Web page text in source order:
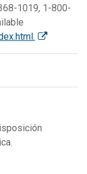
1019, 1-800-